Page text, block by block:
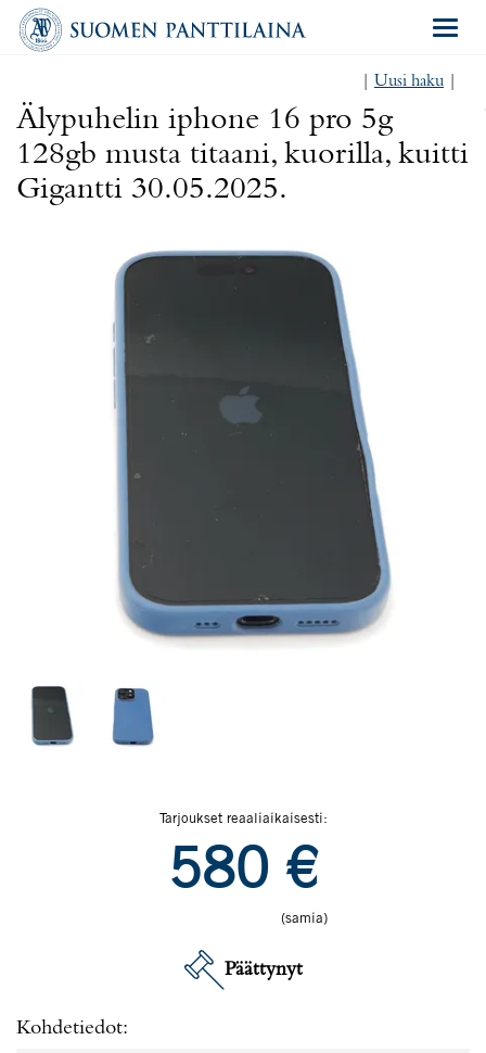
Uusi haku
Älypuhelin iphone 16 pro 5g
128gb musta titaani, kuorilla, kuitti
Gigantti 30.05.2025.
Tarjoukset reaaliaikaisesti:
580 €
(samia)
Päättynyt
Kohdetiedot: